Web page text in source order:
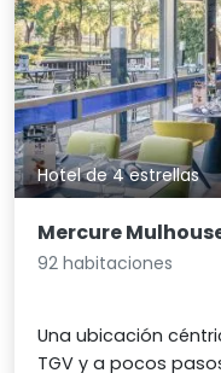
Hotel de 4 estrellas
Mercure
92 habitaciones
Una ubicación
TGV y a pocos